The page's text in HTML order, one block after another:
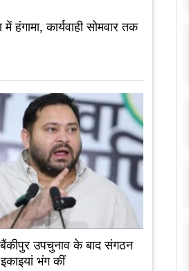
हंगामा, कार्यवाही सोमवार तक
उपचुनाव के बाद संगठन
भंग कीं